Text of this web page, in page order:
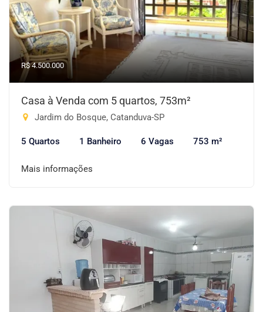
R$ 4.500.000
Casa à Venda com 5 quartos, 753m²
Jardim do Bosque, Catanduva-SP
5 Quartos 1 Banheiro 6 Vagas 753 m²
Mais informações